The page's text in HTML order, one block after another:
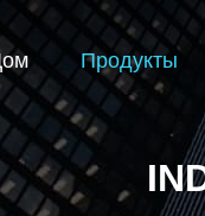
Продукты